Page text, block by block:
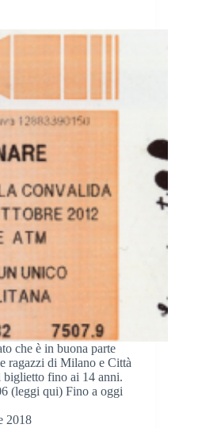
che è in buona parte
ragazzi di Milano e Città
fino ai 14 anni.
(leggi qui) Fino a oggi
2018